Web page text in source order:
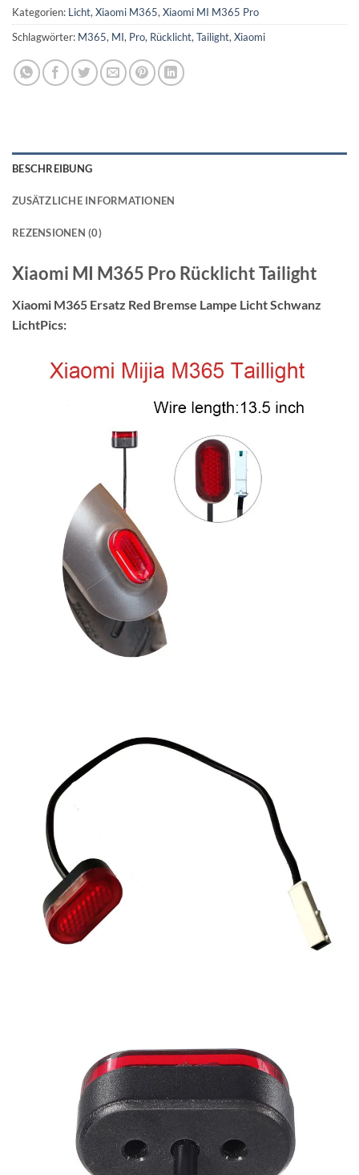
Kategorien: Licht,Xiaomi M365,Xiaomi MI M365 Pro
Schlagwörter: M365, MI, Pro, Rücklicht,Tailight,Xiaomi
BESCHREIBUNG
ZUSÄTZLICHE INFORMATIONEN
REZENSIONEN (0)
Xiaomi MI M365 Pro Rücklicht Tailight
Xiaomi M365 Ersatz Red Bremse Lampe Licht Schwanz
LichtPics: